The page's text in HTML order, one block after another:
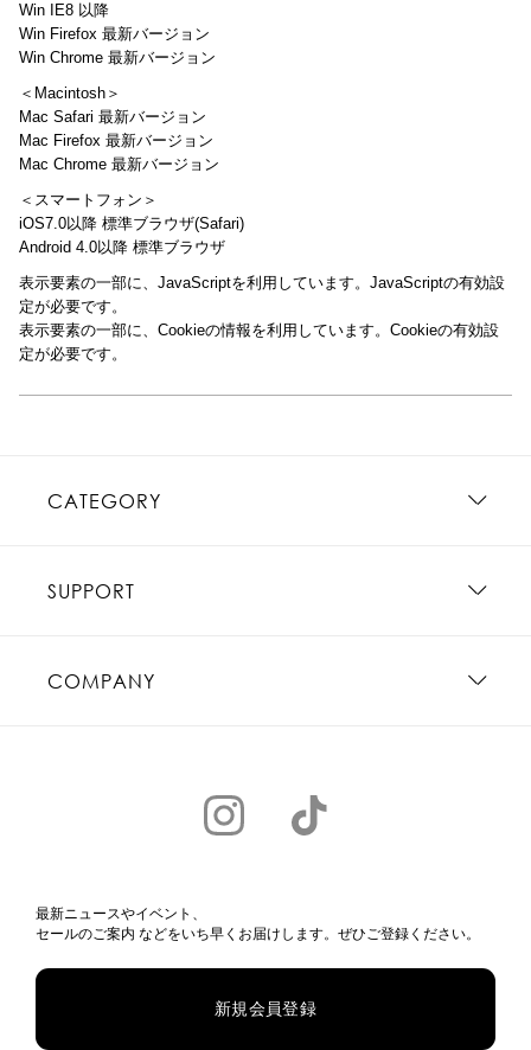
Win IE8 以降
Win Firefox 最新バージョン
Win Chrome 最新バージョン
＜Macintosh＞
Mac Safari 最新バージョン
Mac Firefox 最新バージョン
Mac Chrome 最新バージョン
＜スマートフォン＞
iOS7.0以降 標準ブラウザ(Safari)
Android 4.0以降 標準ブラウザ
表示要素の一部に、JavaScriptを利用しています。JavaScriptの有効設
定が必要です。
表示要素の一部に、Cookieの情報を利用しています。Cookieの有効設
定が必要です。
CATEGORY
SUPPORT
COMPANY
最新ニュースやイベント、
セールのご案内 などをいち早くお届けします。ぜひご登録ください。
新規会員登録